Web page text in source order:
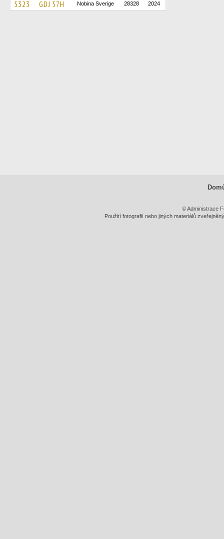
5323 GDJ 57H Nobina Sverige 28328 2024
© Administrace
Použití fotografií nebo jiných materiálů